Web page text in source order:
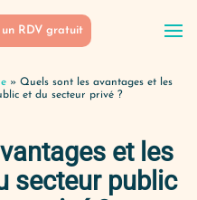
un RDV gratuit
» Quels sont les avantages et les
et du secteur privé ?
et les
secteur public